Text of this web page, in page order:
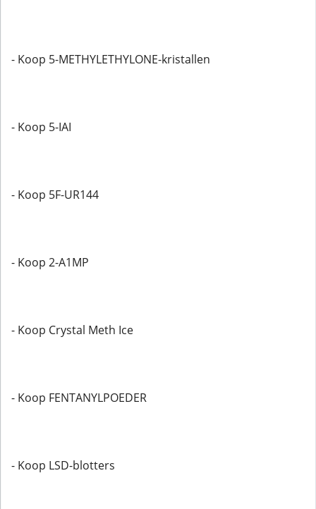
- Koop 5-METHYLETHYLONE-kristallen
- Koop 5-IAI
- Koop 5F-UR144
- Koop 2-A1MP
- Koop Crystal Meth Ice
- Koop FENTANYLPOEDER
- Koop LSD-blotters